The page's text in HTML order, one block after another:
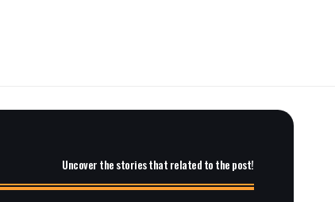
Uncover the stories that related to the post!